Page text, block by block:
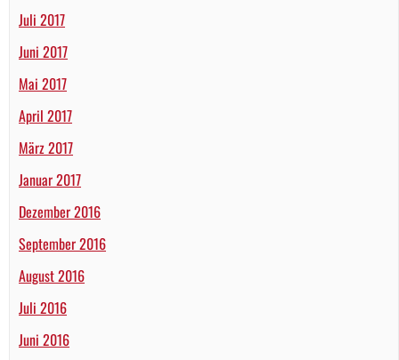
Juli 2017
Juni 2017
Mai 2017
April 2017
März 2017
Januar 2017
Dezember 2016
September 2016
August 2016
Juli 2016
Juni 2016